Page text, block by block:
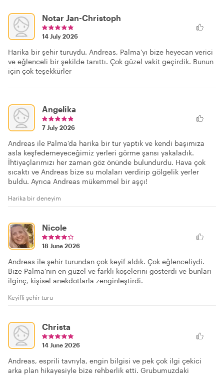
Notar Jan-Christoph
14 July 2026
Harika bir şehir turuydu. Andreas, Palma'yı bize heyecan verici
ve eğlenceli bir şekilde tanıttı. Çok güzel vakit geçirdik. Bunun
için çok teşekkürler
Angelika
7 July 2026
Andreas ile Palma'da harika bir tur yaptık ve kendi başımıza
asla keşfedemeyeceğimiz yerleri görme şansı yakaladık.
İhtiyaçlarımızı her zaman göz önünde bulundurdu. Hava çok
sıcaktı ve Andreas bize su molaları verdirip gölgelik yerler
buldu. Ayrıca Andreas mükemmel bir aşçı!
Harika bir deneyim
Nicole
18 June 2026
Andreas ile şehir turundan çok keyif aldık. Çok eğlenceliydi.
Bize Palma'nın en güzel ve farklı köşelerini gösterdi ve bunları
ilginç, kişisel anekdotlarla zenginleştirdi.
Keyifli şehir turu
Christa
14 June 2026
Andreas, esprili tavrıyla, engin bilgisi ve pek çok ilgi çekici
arka plan hikayesiyle bize rehberlik etti. Grubumuzdaki